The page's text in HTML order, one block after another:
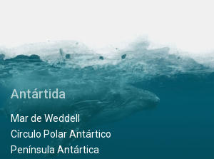
Antártida
Mar de Weddell
Círculo Polar Antártico
Península Antártica